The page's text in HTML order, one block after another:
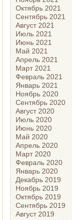
Октябрь 2021
Сентябрь 2021
Август 2021
Июль 2021
Июнь 2021
Май 2021
Апрель 2021
Март 2021
Февраль 2021
Январь 2021
Ноябрь 2020
Сентябрь 2020
Август 2020
Июль 2020
Июнь 2020
Май 2020
Апрель 2020
Март 2020
Февраль 2020
Январь 2020
Декабрь 2019
Ноябрь 2019
Октябрь 2019
Сентябрь 2019
Август 2019